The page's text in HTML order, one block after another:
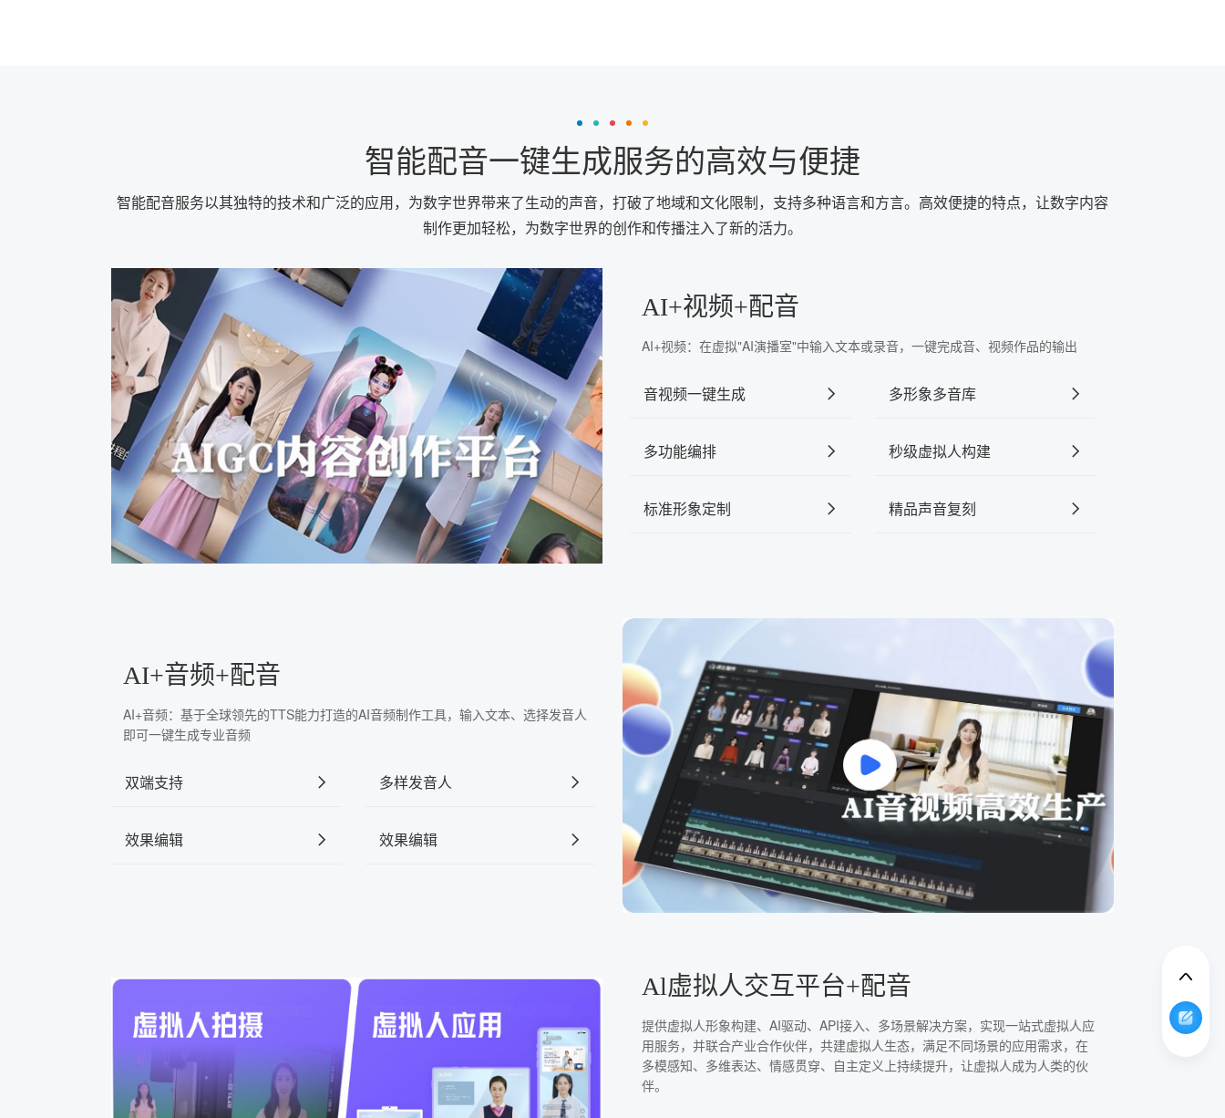
智能配音一键生成服务的高效与便捷
智能配音服务以其独特的技术和广泛的应用，为数字世界带来了生动的声音，打破了地域和文化限制，支持多种语言和方言。高效便捷的特点，让数字内容
制作更加轻松，为数字世界的创作和传播注入了新的活力。
AI+视频+配音
AI+视频：在虚拟"AI演播室"中输入文本或录音，一键完成音、视频作品的输出
音视频一键生成 多形象多音库
多功能编排 秒级虚拟人构建
标准形象定制 精品声音复刻
AI+音频+配音
AI+音频：基于全球领先的TTS能力打造的AI音频制作工具，输入文本、选择发音人
即可一键生成专业音频
双端支持 多样发音人
效果编辑 效果编辑
Al虚拟人交互平台+配音
提供虚拟人形象构建、AI驱动、API接入、多场景解决方案，实现一站式虚拟人应
用服务，并联合产业合作伙伴，共建虚拟人生态，满足不同场景的应用需求，在
多模感知、多维表达、情感贯穿、自主定义上持续提升，让虚拟人成为人类的伙
伴。